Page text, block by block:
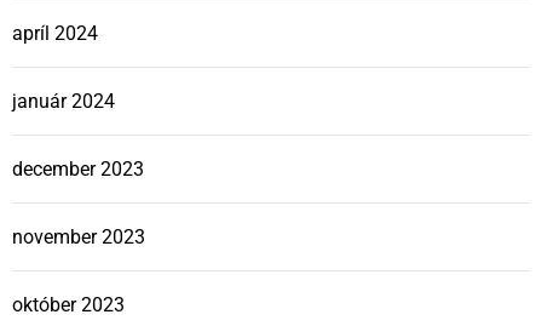
apríl 2024
január 2024
december 2023
november 2023
október 2023